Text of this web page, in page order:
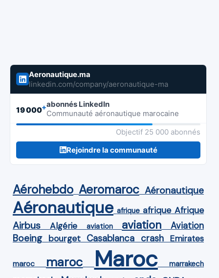
Aeronautique.ma
linkedin.com/company/aeronautique-ma
19 000+abonnés LinkedIn
Communauté aéronautique marocaine
Objectif 25 000 abonnés
Rejoindre la communauté
Aérohebdo Aeromaroc Aéronautique
Aéronautique afrique afrique Afrique
Airbus Algérie aviation aviation Aviation
Boeing bourget Casablanca crash Emirates
maroc maroc Maroc marrakech